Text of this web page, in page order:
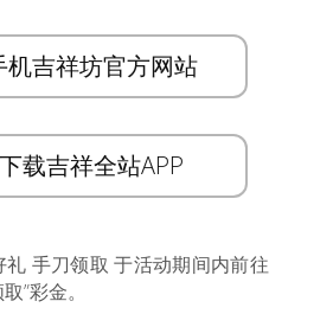
机吉祥坊官方网站
载吉祥全站APP
手刀领取 于活动期间内前往
”彩金。